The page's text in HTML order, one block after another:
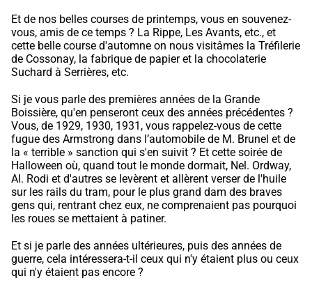
Et de nos belles courses de printemps, vous en souvenez-
vous, amis de ce temps ? La Rippe, Les Avants, etc., et
cette belle course d'automne on nous visitâmes la Tréfilerie
de Cossonay, la fabrique de papier et la chocolaterie
Suchard à Serrières, etc.
Si je vous parle des premières années de la Grande
Boissière, qu'en penseront ceux des années précédentes ?
Vous, de 1929, 1930, 1931, vous rappelez-vous de cette
fugue des Armstrong dans l’automobile de M. Brunel et de
la « terrible » sanction qui s'en suivit ? Et cette soirée de
Halloween où, quand tout le monde dormait, Nel. Ordway,
Al. Rodi et d'autres se levèrent et allèrent verser de l'huile
sur les rails du tram, pour le plus grand dam des braves
gens qui, rentrant chez eux, ne comprenaient pas pourquoi
les roues se mettaient à patiner.
Et si je parle des années ultérieures, puis des années de
guerre, cela intéressera-t-il ceux qui n'y étaient plus ou ceux
qui n'y étaient pas encore ?